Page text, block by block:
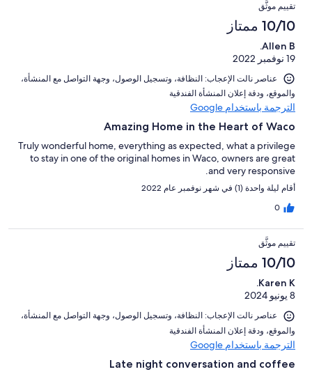
تقييم موثَّق
10/10 ممتاز
Allen B.
19 نوفمبر 2022
عناصر نالت الإعجاب: ⁦النظافة⁩، و⁦تسجيل الوصول⁩، و⁦جهة التواصل مع المنشأة⁩،
و⁦الموقع⁩، و⁦دقة إعلان المنشأة الفندقية⁩
الترجمة باستخدام Google
Amazing Home in the Heart of Waco
Truly wonderful home, everything as expected, what a privilege
to stay in one of the original homes in Waco, owners are great
and very responsive.
أقام ليلة واحدة (1) في شهر نوفمبر عام 2022
0
تقييم موثَّق
10/10 ممتاز
Karen K.
8 يونيو 2024
عناصر نالت الإعجاب: ⁦النظافة⁩، و⁦تسجيل الوصول⁩، و⁦جهة التواصل مع المنشأة⁩،
و⁦الموقع⁩، و⁦دقة إعلان المنشأة الفندقية⁩
الترجمة باستخدام Google
Late night conversation and coffee